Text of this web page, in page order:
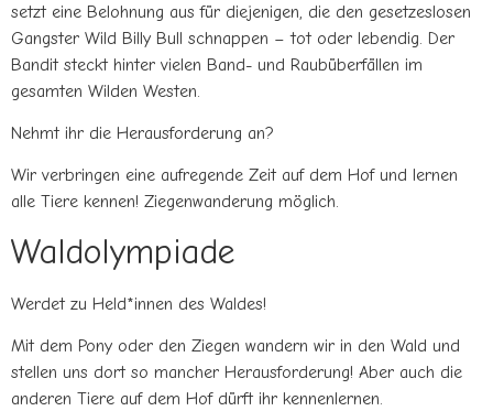
setzt eine Belohnung aus für diejenigen, die den gesetzeslosen
Gangster Wild Billy Bull schnappen – tot oder lebendig. Der
Bandit steckt hinter vielen Band- und Raubüberfällen im
gesamten Wilden Westen.
Nehmt ihr die Herausforderung an?
Wir verbringen eine aufregende Zeit auf dem Hof und lernen
alle Tiere kennen! Ziegenwanderung möglich.
Waldolympiade
Werdet zu Held*innen des Waldes!
Mit dem Pony oder den Ziegen wandern wir in den Wald und
stellen uns dort so mancher Herausforderung! Aber auch die
anderen Tiere auf dem Hof dürft ihr kennenlernen.